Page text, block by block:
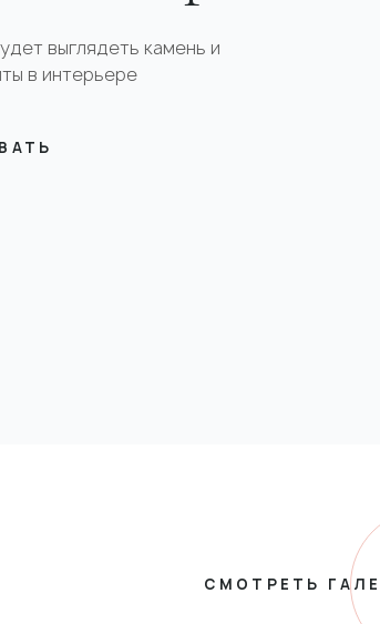
выглядеть камень и
в интерьере
СМОТРЕТЬ